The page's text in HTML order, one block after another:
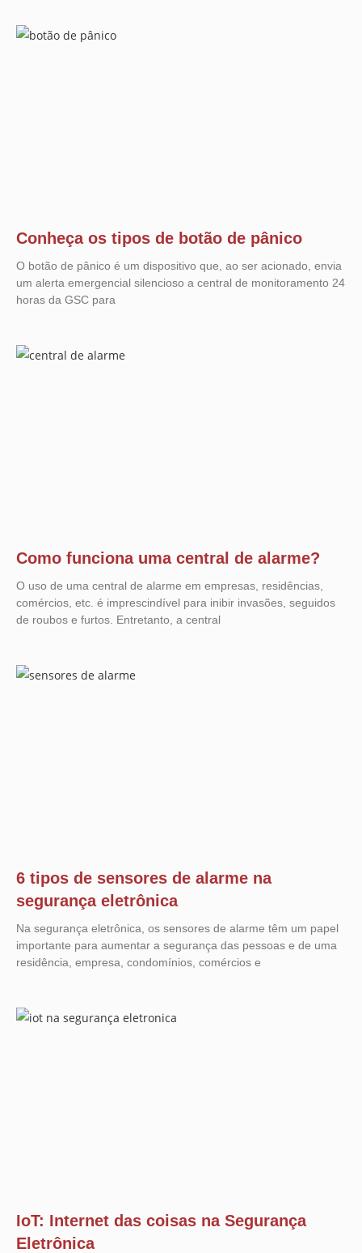
Conheça os tipos de botão de pânico
O botão de pânico é um dispositivo que, ao ser acionado, envia
um alerta emergencial silencioso a central de monitoramento 24
horas da GSC para
Como funciona uma central de alarme?
O uso de uma central de alarme em empresas, residências,
comércios, etc. é imprescindível para inibir invasões, seguidos
de roubos e furtos. Entretanto, a central
6 tipos de sensores de alarme na
segurança eletrônica
Na segurança eletrônica, os sensores de alarme têm um papel
importante para aumentar a segurança das pessoas e de uma
residência, empresa, condomínios, comércios e
IoT: Internet das coisas na Segurança
Eletrônica